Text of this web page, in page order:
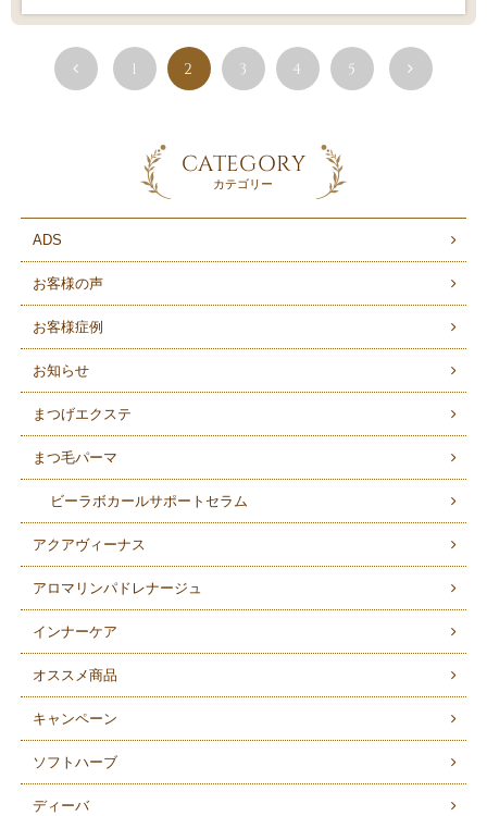
1 2 3 4 5
CATEGORY
カテゴリー
ADS
お客様の声
お客様症例
お知らせ
まつげエクステ
まつ毛パーマ
ビーラボカールサポートセラム
アクアヴィーナス
アロマリンパドレナージュ
インナーケア
オススメ商品
キャンペーン
ソフトハーブ
ディーバ